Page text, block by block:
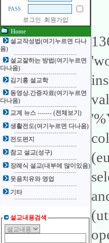
PASS
로그인
회원가입
Home
설교작성법(여기누르면 다나
옴)
설교잘하는 방법(여기누르면
다나옴)
김기홍 설교학
동영상.간증자료(여기누르면
다나옴)
교계 뉴스 ------- (전체보기)
생활전도(여기누르면 다나옴)
전도편지
참고 설교(성구)
장례식 설교(내부에 많이있음)
웃음치유와 영업
기타
설교내용검색